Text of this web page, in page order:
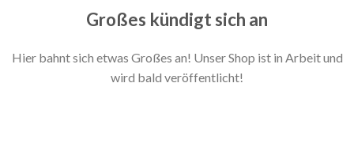
Großes kündigt sich an
Hier bahnt sich etwas Großes an! Unser Shop ist in Arbeit und
wird bald veröffentlicht!